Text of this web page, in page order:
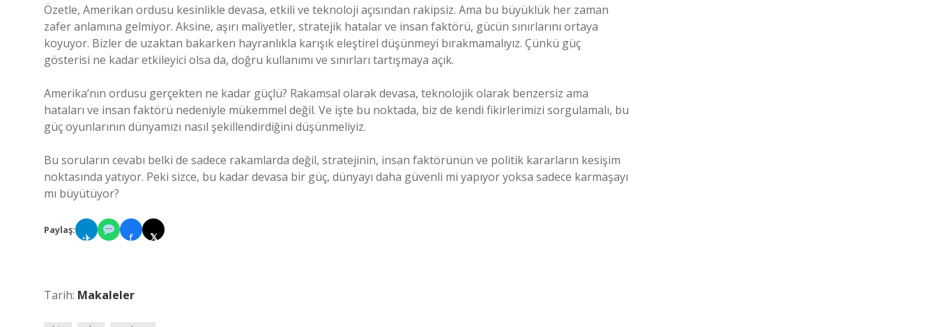
Özetle, Amerikan ordusu kesinlikle devasa, etkili ve teknoloji açısından rakipsiz. Ama bu büyüklük her zaman
zafer anlamına gelmiyor. Aksine, aşırı maliyetler, stratejik hatalar ve insan faktörü, gücün sınırlarını ortaya
koyuyor. Bizler de uzaktan bakarken hayranlıkla karışık eleştirel düşünmeyi bırakmamalıyız. Çünkü güç
gösterisi ne kadar etkileyici olsa da, doğru kullanımı ve sınırları tartışmaya açık.
Amerika’nın ordusu gerçekten ne kadar güçlü? Rakamsal olarak devasa, teknolojik olarak benzersiz ama
hataları ve insan faktörü nedeniyle mükemmel değil. Ve işte bu noktada, biz de kendi fikirlerimizi sorgulamalı, bu
güç oyunlarının dünyamızı nasıl şekillendirdiğini düşünmeliyiz.
Bu soruların cevabı belki de sadece rakamlarda değil, stratejinin, insan faktörünün ve politik kararların kesişim
noktasında yatıyor. Peki sizce, bu kadar devasa bir güç, dünyayı daha güvenli mi yapıyor yoksa sadece karmaşayı
mı büyütüyor?
Paylaş:
✈ f 𝕏
Tarih: Makaleler